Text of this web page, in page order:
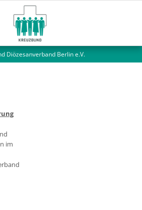
Diözesanverband Berlin e.V.
im